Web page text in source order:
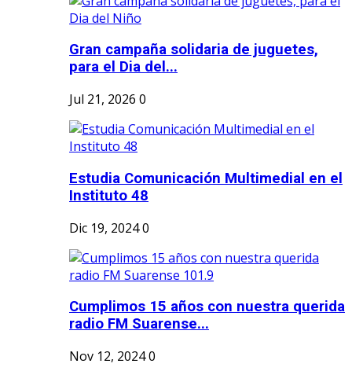
Gran campaña solidaria de juguetes,
para el Dia del...
Jul 21, 2026 0
Estudia Comunicación Multimedial en el
Instituto 48
Dic 19, 20240
Cumplimos 15 años con nuestra querida
radio FM Suarense...
Nov 12, 20240